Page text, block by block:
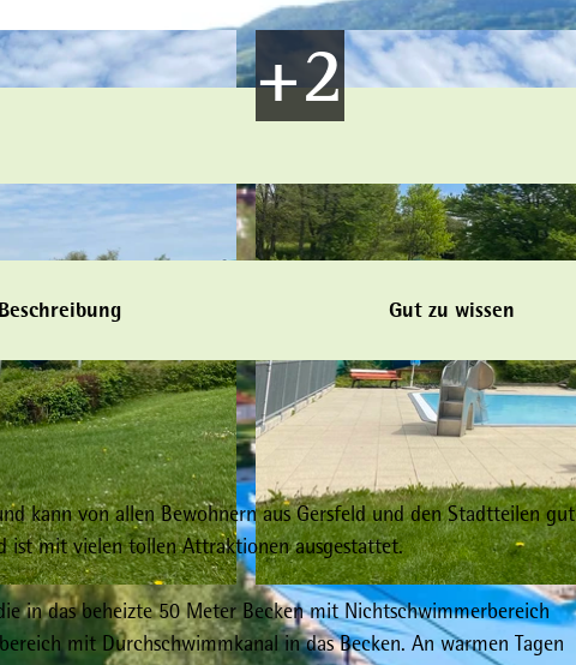
© Tourist-Information Gersfeld
Beschreibung Gut zu wissen
kann von allen Bewohnern aus Gersfeld und den Stadtteilen gut
ist mit vielen tollen Attraktionen ausgestattet.
in das beheizte 50 Meter Becken mit Nichtschwimmerbereich
mit Durchschwimmkanal in das Becken. An warmen Tagen